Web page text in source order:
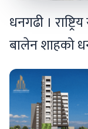
धनगढी ।
बालेन शाहको